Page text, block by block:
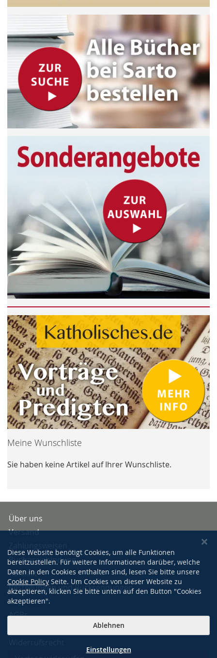
Meine Wunschliste
Sie haben keine Artikel auf Ihrer Wunschliste.
Über uns
Versand
Buchpreisbindung
Kontakt
Bestellungen und Rücksendungen
Impressum
AGBs
Diese Website benötigt Cookies, um alle Funktionen
bereitzustellen. Für weitere Informationen darüber, welche
Daten in den Cookies enthalten sind, lesen Sie bitte unsere
Cookie Policy Seite. Um Cookies von dieser Website zu
akzeptieren, klicken Sie bitte unten auf den Button "Cookies
akzeptieren".
Ablehnen
Einstellungen